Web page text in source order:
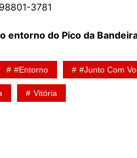
3781
entorno do Pico da
#Entorno #Junto Com
Vitória